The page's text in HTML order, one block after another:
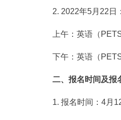
2. 2022年5月22日：
上午：英语（
下午：英语（
二、报名时间及报
1. 报名时间：4月12